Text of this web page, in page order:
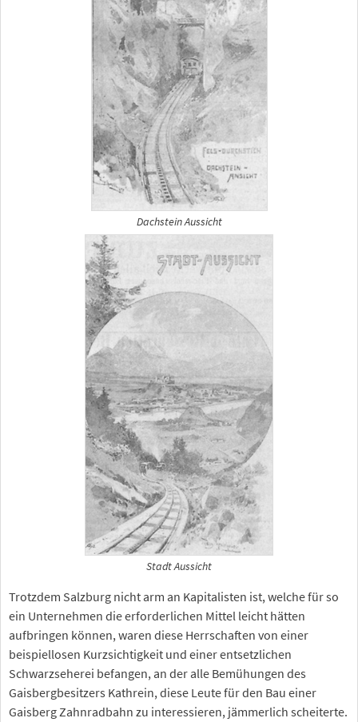
Dachstein Aussicht
Stadt Aussicht
Trotzdem Salzburg nicht arm an Kapitalisten ist, welche für so
ein Unternehmen die erforderlichen Mittel leicht hätten
aufbringen können, waren diese Herrschaften von einer
beispiellosen Kurzsichtigkeit und einer entsetzlichen
Schwarzseherei befangen, an der alle Bemühungen des
Gaisbergbesitzers Kathrein, diese Leute für den Bau einer
Gaisberg Zahnradbahn zu interessieren, jämmerlich scheiterte.